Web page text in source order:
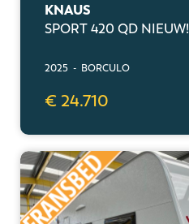
KNAUS
SPORT 420 QD NIEUW!
2025 - BORCULO
€ 24.710